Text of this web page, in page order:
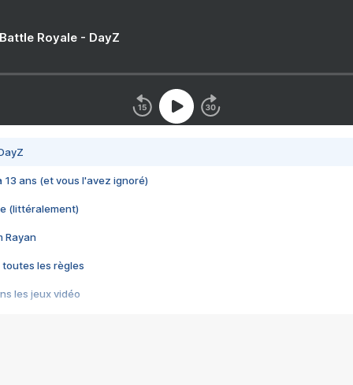
Royale - DayZ
13 ans (et vous l'avez ignoré)
(littéralement)
Rayan
toutes les règles
les jeux vidéo